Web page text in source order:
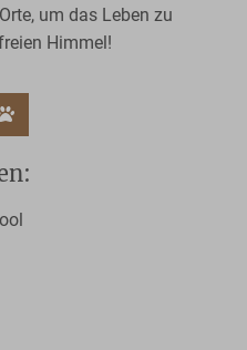
um das Leben zu
Himmel!